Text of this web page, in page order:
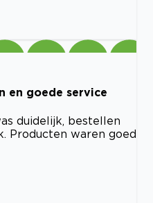
en goede service
duidelijk, bestellen
Producten waren goed